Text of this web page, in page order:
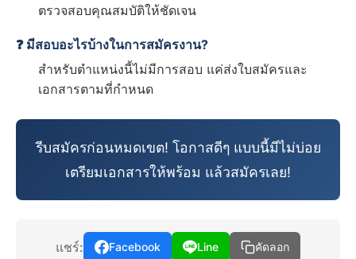
ตรวจสอบคุณสมบัติให้ชัดเจน
❓ มีสอบอะไรบ้างในการสมัครงาน?
สำหรับตำแหน่งนี้ไม่มีการสอบ แค่ส่งใบสมัครและ
เอกสารตามที่กำหนด
รีบสมัครก่อนหมดเขต! โอกาสดีๆ แบบนี้มีไม่บ่อย
เตรียมเอกสารให้พร้อม แล้วสมัครเลย!
แชร์: Facebook Line คัดลอก